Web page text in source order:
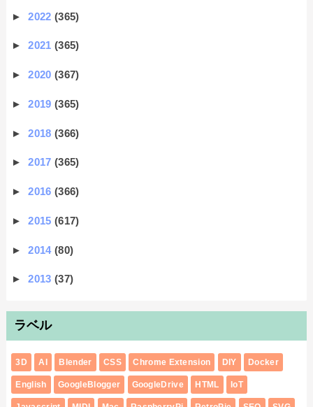
►2022(365)
►2021(365)
►2020(367)
►2019(365)
►2018(366)
►2017(365)
►2016(366)
►2015(617)
►2014(80)
►2013(37)
ラベル
3D AI Blender CSS Chrome Extension DIY Docker
English GoogleBlogger GoogleDrive HTML IoT